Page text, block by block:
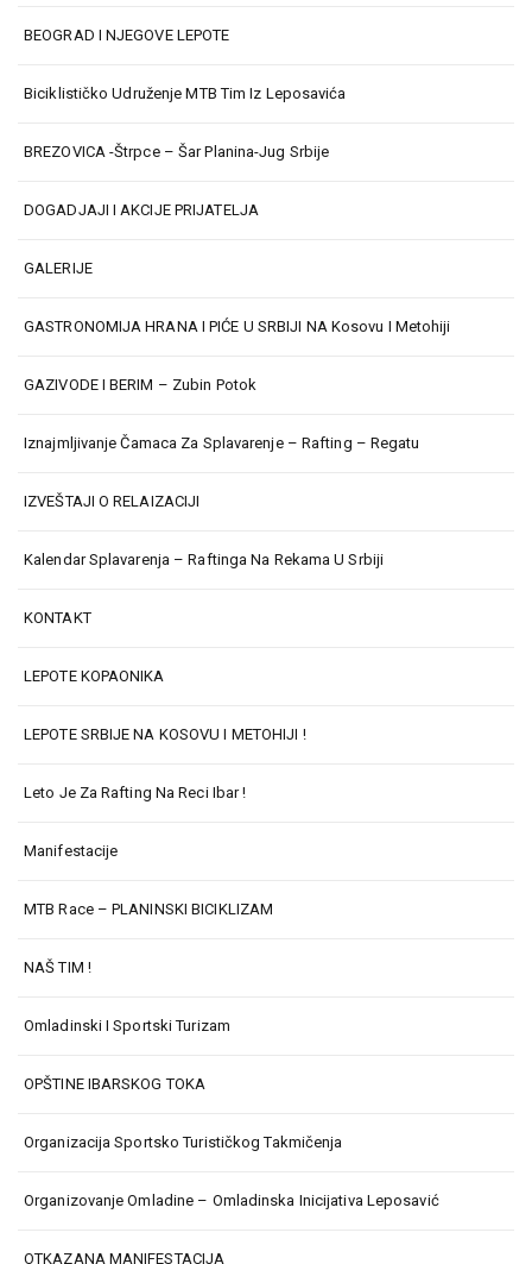
BEOGRAD I NJEGOVE LEPOTE
Biciklističko Udruženje MTB Tim Iz Leposavića
BREZOVICA -Štrpce – Šar Planina-Jug Srbije
DOGADJAJI I AKCIJE PRIJATELJA
GALERIJE
GASTRONOMIJA HRANA I PIĆE U SRBIJI NA Kosovu I Metohiji
GAZIVODE I BERIM – Zubin Potok
Iznajmljivanje Čamaca Za Splavarenje – Rafting – Regatu
IZVEŠTAJI O RELAIZACIJI
Kalendar Splavarenja – Raftinga Na Rekama U Srbiji
KONTAKT
LEPOTE KOPAONIKA
LEPOTE SRBIJE NA KOSOVU I METOHIJI !
Leto Je Za Rafting Na Reci Ibar !
Manifestacije
MTB Race – PLANINSKI BICIKLIZAM
NAŠ TIM !
Omladinski I Sportski Turizam
OPŠTINE IBARSKOG TOKA
Organizacija Sportsko Turističkog Takmičenja
Organizovanje Omladine – Omladinska Inicijativa Leposavić
OTKAZANA MANIFESTACIJA